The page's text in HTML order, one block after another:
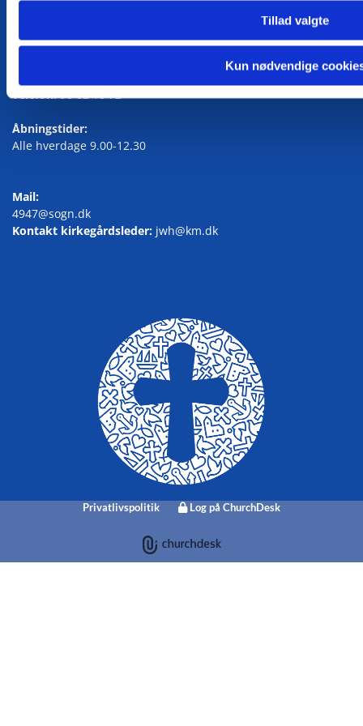
Tillad valgte
Kun nødvendige
Kirkegårdskontoret
Åbningstider:
Alle hverdage 9.00-12.30
Mail:
4947@sogn.dk
Kontakt kirkegårdsleder: jwh@km.dk
BRØNDERSLEVKIRKE
Privatlivspolitik Log på ChurchDesk